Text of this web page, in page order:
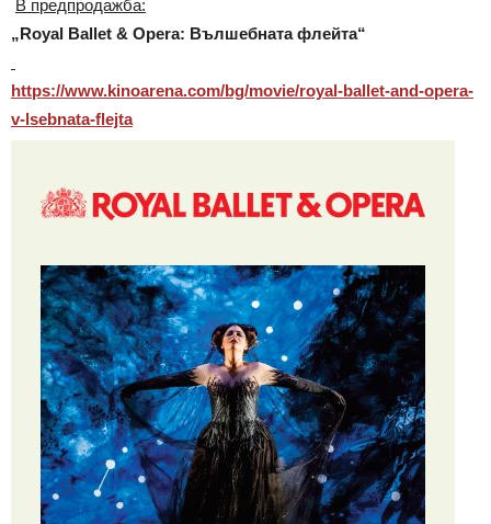
В предпродажба:
„Royal Ballet & Opera: Вълшебната флейта“
https://www.kinoarena.com/bg/movie/royal-ballet-and-opera-
v-lsebnata-flejta